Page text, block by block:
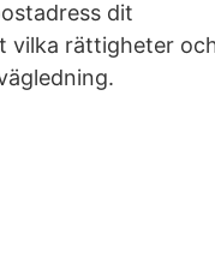
dit
vilka rättigheter